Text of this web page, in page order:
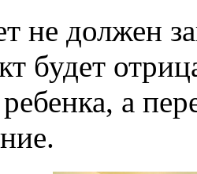
не должен
будет
а